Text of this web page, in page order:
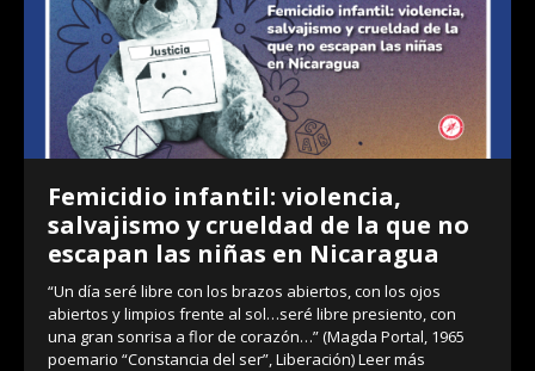
Femicidio infantil: violencia,
salvajismo y crueldad de la que no
escapan las niñas en Nicaragua
“Un día seré libre con los brazos abiertos, con los ojos
abiertos y limpios frente al sol…seré libre presiento, con
una gran sonrisa a flor de corazón…” (Magda Portal, 1965
poemario “Constancia del ser”, Liberación)Leer más